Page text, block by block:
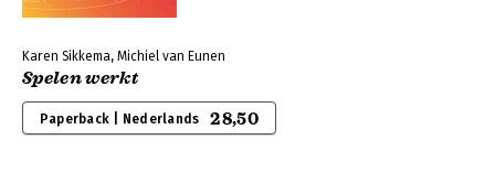
Karen Sikkema, Michiel van Eunen
Spelen werkt
Paperback | Nederlands 28,50